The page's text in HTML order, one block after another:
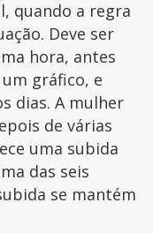
quando a regra
Deve ser
hora, antes
gráfico, e
dias. A mulher
de várias
uma subida
das seis
se mantém